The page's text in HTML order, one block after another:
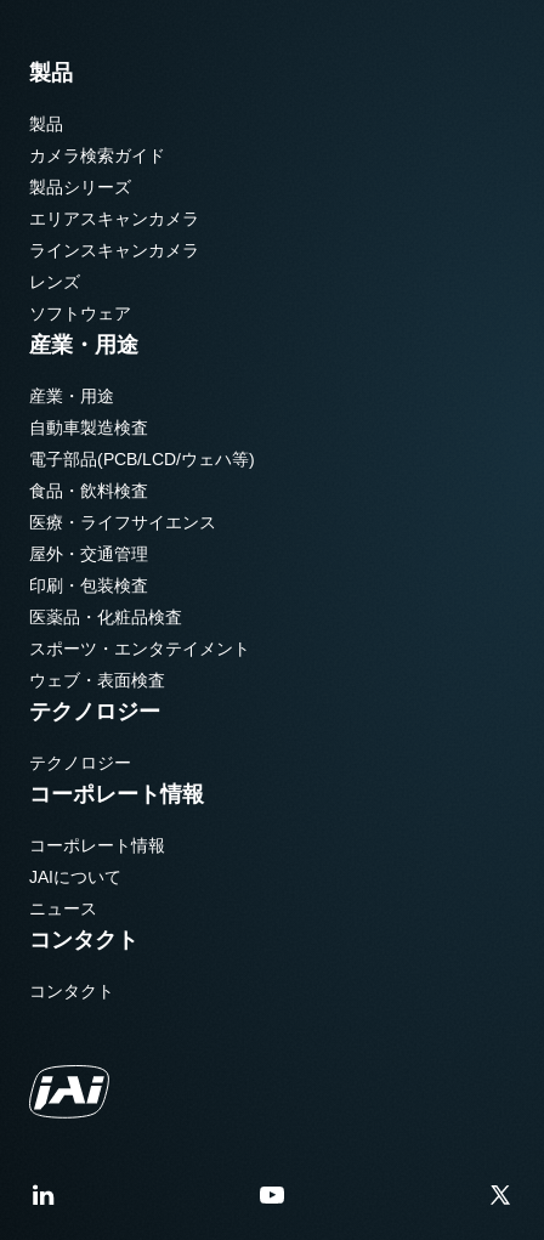
製品
製品
カメラ検索ガイド
製品シリーズ
エリアスキャンカメラ
ラインスキャンカメラ
レンズ
ソフトウェア
産業・用途
産業・用途
自動車製造検査
電子部品(PCB/LCD/ウェハ等)
食品・飲料検査
医療・ライフサイエンス
屋外・交通管理
印刷・包装検査
医薬品・化粧品検査
スポーツ・エンタテイメント
ウェブ・表面検査
テクノロジー
テクノロジー
コーポレート情報
コーポレート情報
JAIについて
ニュース
コンタクト
コンタクト